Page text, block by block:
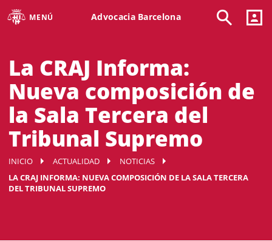
MENÚ Advocacia Barcelona
La CRAJ Informa:
Nueva composición de
la Sala Tercera del
Tribunal Supremo
INICIO ACTUALIDAD
NOTICIAS
LA CRAJ INFORMA: NUEVA COMPOSICIÓN DE LA SALA TERCERA
DEL TRIBUNAL SUPREMO